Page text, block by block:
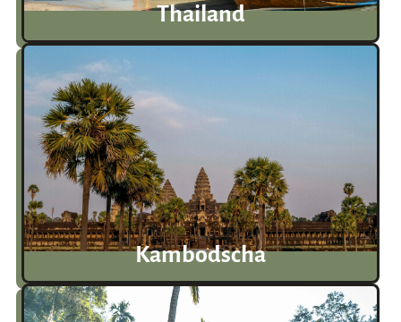
Thailand
Kambodscha